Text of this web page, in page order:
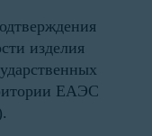
изделия
ЕАЭС